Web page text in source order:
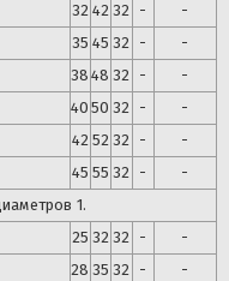
32 42 32 -
-
35 45 32 -
-
38 48 32 -
-
40 50 32 -
-
42 52 32 -
-
45 55 32 -
-
1.
25 32 32 -
-
28 35 32 -
-